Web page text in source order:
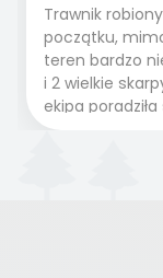
Trawnik
początku,
teren bardzo
i 2 wielkie
ekipa
WSPANIALE od